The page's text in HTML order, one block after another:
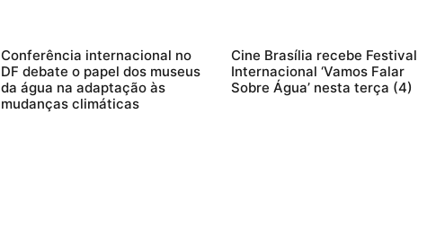
Conferência internacional no
DF debate o papel dos museus
da água na adaptação às
mudanças climáticas
Cine Brasília recebe Festival
Internacional ‘Vamos Falar
Sobre Água’ nesta terça (4)